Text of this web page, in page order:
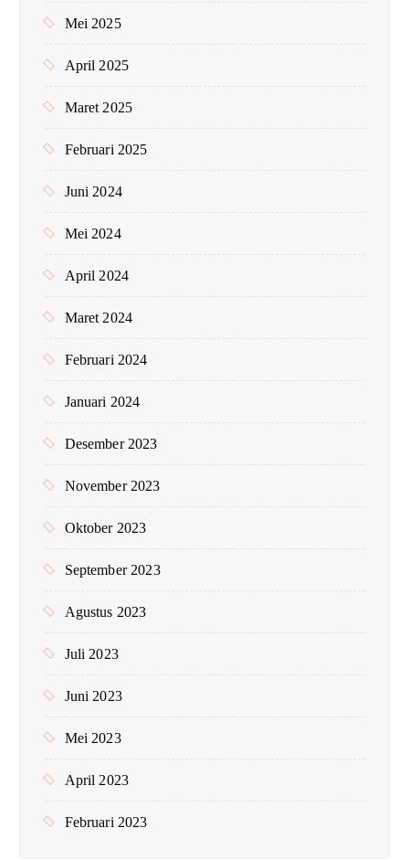
Mei 2025
April 2025
Maret 2025
Februari 2025
Juni 2024
Mei 2024
April 2024
Maret 2024
Februari 2024
Januari 2024
Desember 2023
November 2023
Oktober 2023
September 2023
Agustus 2023
Juli 2023
Juni 2023
Mei 2023
April 2023
Februari 2023